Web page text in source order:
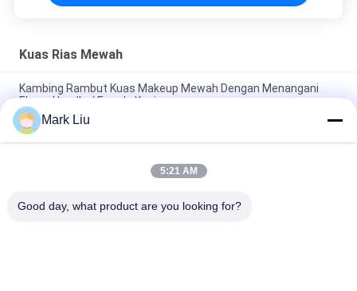
Kuas Rias Mewah
Kambing Rambut Kuas Makeup Mewah Dengan Menangani
Ebony Handle / Ferrule Kuningan
Kuas makeup bubuk Beveled mewah Dengan Rambut Kambing
XGF Coklat Tua yang lembut dan Padat
Luxury Artist Foundation Brush Dengan Rambut Sable Ultra
Mark Liu
5:21 AM
Good day, what product are you looking for?